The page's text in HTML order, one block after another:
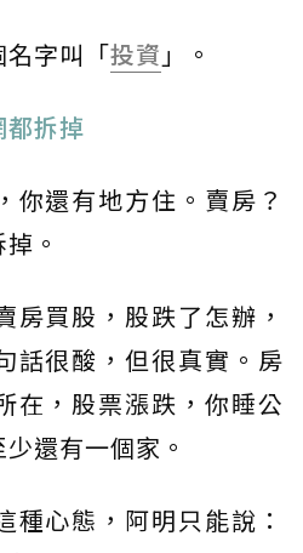
字叫「投資 」。
都拆掉
你還有地方住。賣房？
。
房買股，股跌了怎辦，
話很酸，但很真實。房
在，股票漲跌，你睡公
還有一個家。
種心態，阿明只能說：